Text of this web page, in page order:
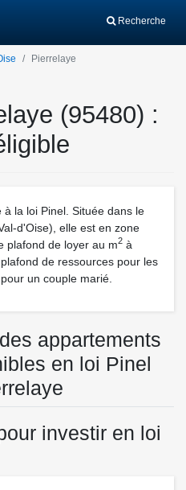
Recherche
Pierrelaye
(95480) :
à la loi Pinel. Située dans le
d'Oise), elle est en zone
plafond de loyer au m2à
de ressources pour les
un couple marié.
appartements
en loi Pinel
investir en loi